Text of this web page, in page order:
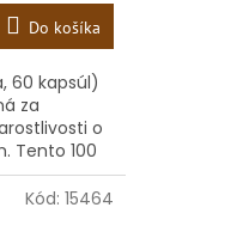
Do košíka
60 kapsúl)
za
o
Tento 100
Kód: 15464